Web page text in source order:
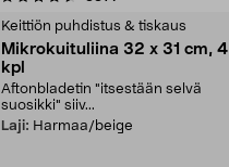
Keittiön puhdistus & tiskaus
Mikrokuituliina 32 x 31 cm, 4
kpl
Aftonbladetin "itsestään selvä
suosikki" siiv...
Laji: Harmaa/beige